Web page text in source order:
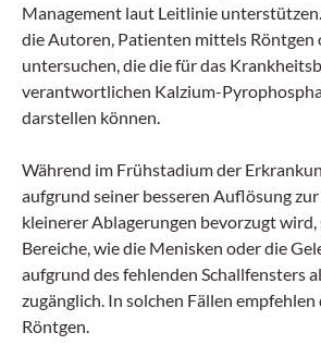
Management laut Leitlinie
die Autoren, Patienten mittels Röntgen
untersuchen, die die für das
verantwortlichen Kalzium-
darstellen können.
Während im Frühstadium der
aufgrund seiner besseren Auflösung
kleinerer Ablagerungen bevorzugt
Bereiche, wie die Menisken oder die
aufgrund des fehlenden Schallfensters
zugänglich. In solchen Fällen
Röntgen.